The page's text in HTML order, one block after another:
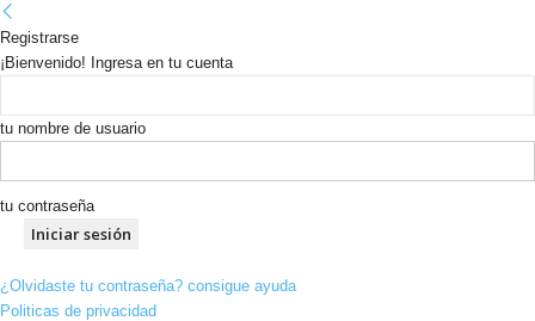
Registrarse
¡Bienvenido! Ingresa en tu cuenta
tu nombre de usuario
tu contraseña
¿Olvidaste tu contraseña? consigue ayuda
Politicas de privacidad